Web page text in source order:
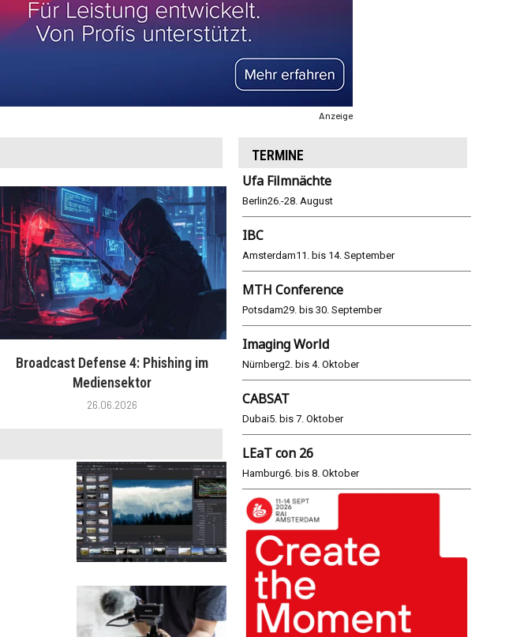
Anzeige
Broadcast Defense 4: Phishing im
Mediensektor
26.06.2026
WM 2026: ARD und ZDF im Remote-
Modus
TERMINE
Ufa Filmnächte
Berlin26.-28. August
IBC
Amsterdam11. bis 14. September
MTH Conference
Potsdam29. bis 30. September
Imaging World
Nürnberg2. bis 4. Oktober
CABSAT
Dubai5. bis 7. Oktober
LEaT con 26
Hamburg6. bis 8. Oktober